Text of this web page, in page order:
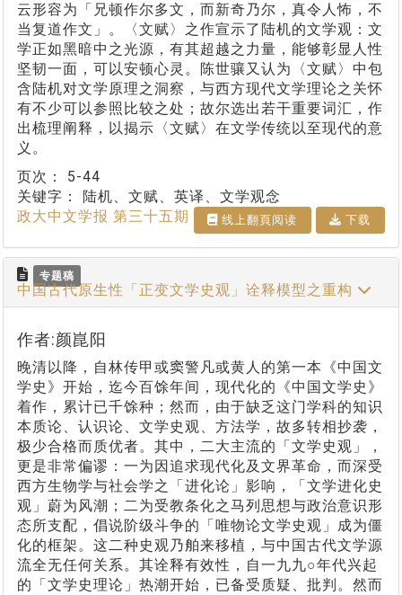
云形容为「兄顿作尔多文，而新奇乃尔，真令人怖，不
当复道作文」。〈文赋〉之作宣示了陆机的文学观：文
学正如黑暗中之光源，有其超越之力量，能够彰显人性
坚韧一面，可以安顿心灵。陈世骧又认为〈文赋〉中包
含陆机对文学原理之洞察，与西方现代文学理论之关怀
有不少可以参照比较之处；故尔选出若干重要词汇，作
出梳理阐释，以揭示〈文赋〉在文学传统以至现代的意
义。
页次： 5-44
关键字：
陆机、文赋、英译、文学观念
政大中文学报 第三十五期
线上翻⾴阅读 下载
专题稿
中国古代原生性「正变文学史观」诠释模型之重构
作者:颜崑阳
晚清以降，自林传甲或窦警凡或黄人的第一本《中国文
学史》开始，迄今百馀年间，现代化的《中国文学史》
着作，累计已千馀种；然而，由于缺乏这门学科的知识
本质论、认识论、文学史观、方法学，故多转相抄袭，
极少合格而质优者。其中，二大主流的「文学史观」，
更是非常偏谬：一为因追求现代化及文界革命，而深受
西方生物学与社会学之「进化论」影响，「文学进化史
观」蔚为风潮；二为受教条化之马列思想与政治意识形
态所支配，倡说阶级斗争的「唯物论文学史观」成为僵
化的框架。这二种史观乃舶来移植，与中国古代文学源
流全无任何关系。其诠释有效性，自一九九○年代兴起
的「文学史理论」热潮开始，已备受质疑、批判。然而